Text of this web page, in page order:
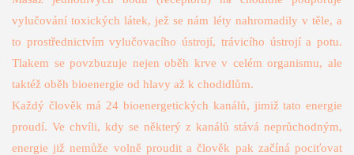
vylučování toxických látek, jež se nám léty nahromadily v těle, a
to prostřednictvím vylučovacího ústrojí, trávicího ústrojí a potu.
Tlakem se povzbuzuje nejen oběh krve v ce­lém organismu, ale
taktéž oběh bioenergie od hlavy až k chodidlům.
Každý člověk má 24 bioenergetických kanálů, jimiž tato energie
proudí. Ve chvíli, kdy se některý z kanálů stává neprůchodným,
energie již nemůže volně proudit a člověk pak začíná pociťovat